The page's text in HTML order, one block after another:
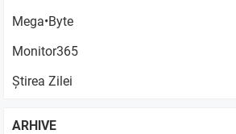
Mega•Byte
Monitor365
Știrea Zilei
ARHIVE